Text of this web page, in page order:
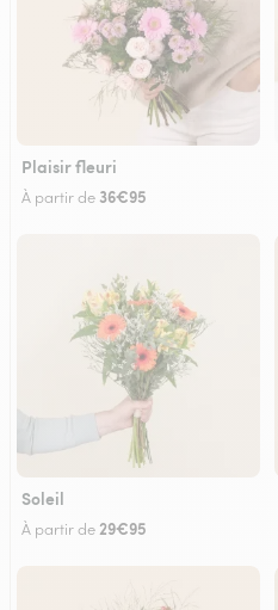
Plaisir fleuri
À partir de 36€95
Soleil
À partir de 29€95